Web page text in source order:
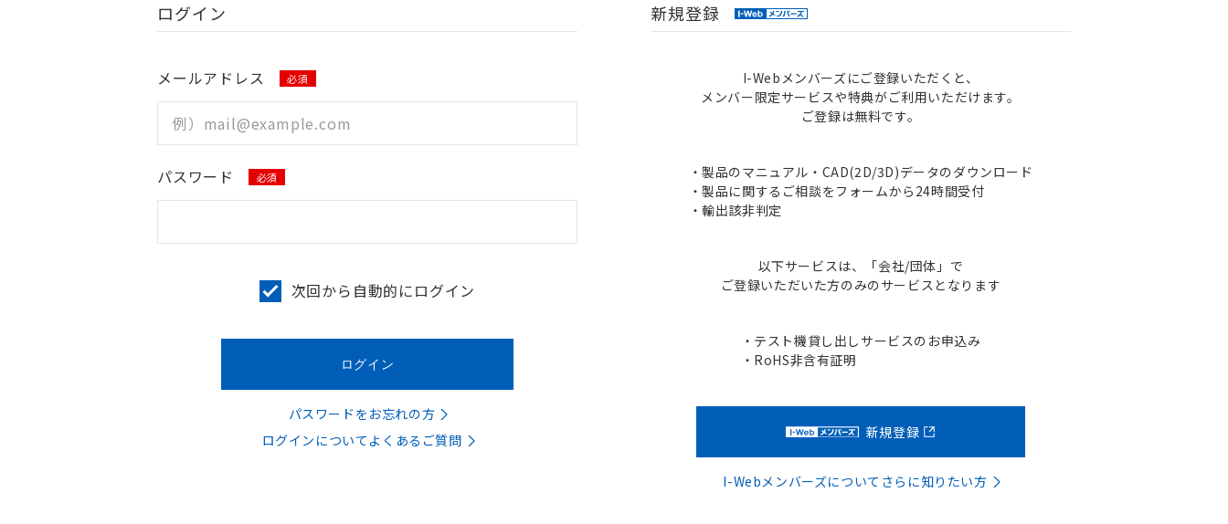
ログイン
メールアドレス 必須
パスワード 必須
次回から自動的にログイン
パスワードをお忘れの方
ログインについてよくあるご質問
新規登録
I-Webメンバーズにご登録いただくと、
メンバー限定サービスや特典がご利用いただけます。
ご登録は無料です。
・製品のマニュアル・CAD(2D/3D)データのダウンロード
・製品に関するご相談をフォームから24時間受付
・輸出該非判定
以下サービスは、「会社/団体」で
ご登録いただいた方のみのサービスとなります
・テスト機貸し出しサービスのお申込み
・RoHS非含有証明
新規登録
I-Webメンバーズについてさらに知りたい方